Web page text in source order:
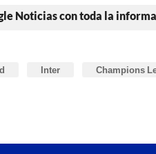
Noticias con toda la
Inter Champions